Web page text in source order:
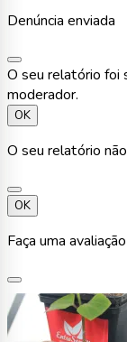
Denúncia enviada
O seu relatório foi
moderador.
OK
O seu relatório
OK
Faça uma avaliação